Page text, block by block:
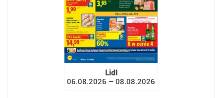
Lidl
06.08.2026 – 08.08.2026